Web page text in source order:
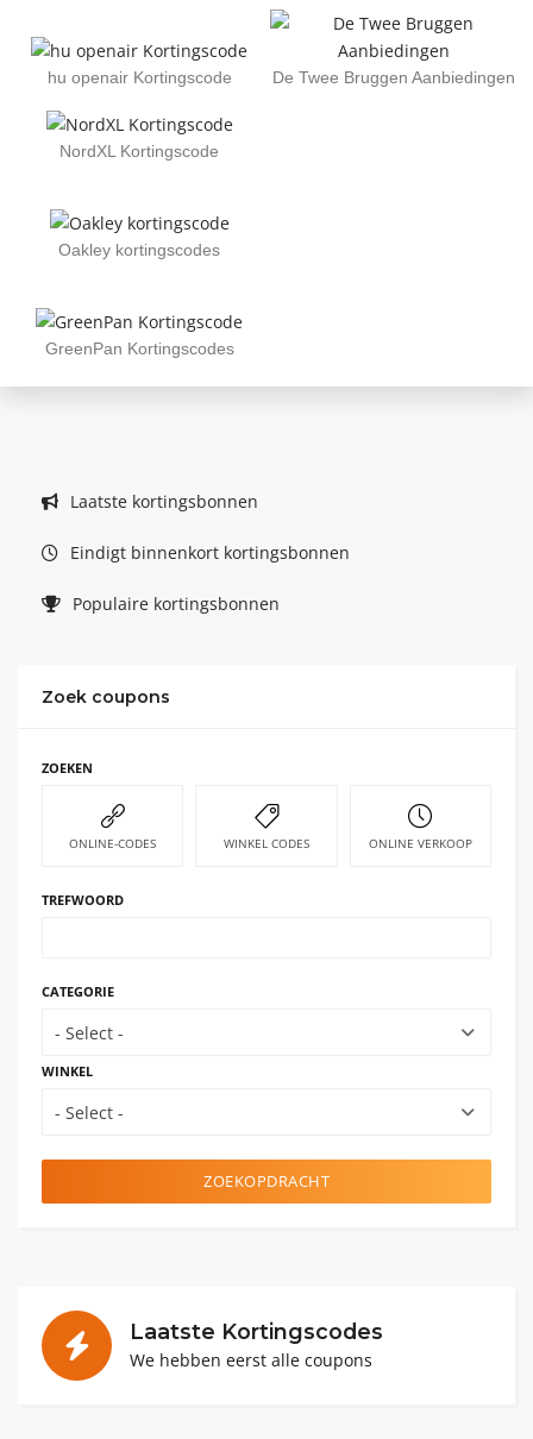
hu openair Kortingscode De Twee Bruggen Aanbiedingen
NordXL Kortingscode
Oakley kortingscodes
GreenPan Kortingscodes
Laatste kortingsbonnen
Eindigt binnenkort kortingsbonnen
Populaire kortingsbonnen
Zoek coupons
ZOEKEN
ONLINE-CODES WINKEL CODES ONLINE VERKOOP
TREFWOORD
CATEGORIE
- Select -
WINKEL
- Select -
ZOEKOPDRACHT
Laatste Kortingscodes
We hebben eerst alle coupons